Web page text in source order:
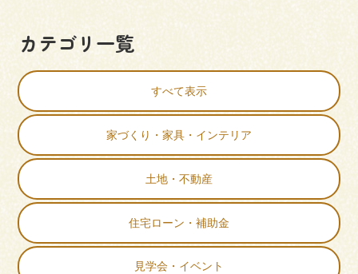
カテゴリ一覧
すべて表示
家づくり・家具・インテリア
土地・不動産
住宅ローン・補助金
見学会・イベント